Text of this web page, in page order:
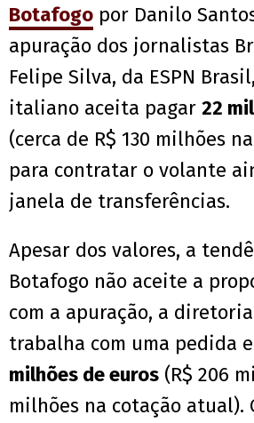
Botafogo por Danilo
apuração dos jornalistas
Felipe Silva, da ESPN
italiano aceita pagar 22
(cerca de R$ 130 milhões
para contratar o volante
janela de transferências.
Apesar dos valores, a
Botafogo não aceite a
com a apuração, a
trabalha com uma pedida
milhões de euros (R$ 206
milhões na cotação atual).